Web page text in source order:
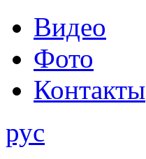
Видео
Фото
Контакты
рус